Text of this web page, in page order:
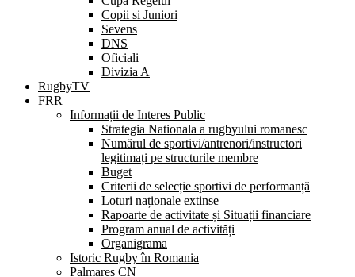
Copii si Juniori
Sevens
DNS
Oficiali
Divizia A
RugbyTV
FRR
Informații de Interes Public
Strategia Nationala a rugbyului romanesc
Numărul de sportivi/antrenori/instructori
legitimați pe structurile membre
Buget
Criterii de selecție sportivi de performanță
Loturi naționale extinse
Rapoarte de activitate și Situații financiare
Program anual de activități
Organigrama
Istoric Rugby în Romania
Palmares CN